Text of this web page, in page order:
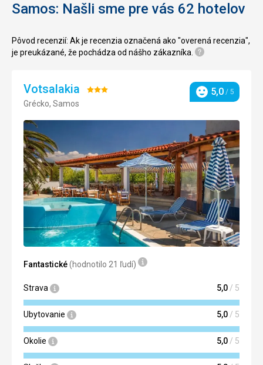
Samos: Našli sme pre vás 62 hotelov
Pôvod recenzií: Ak je recenzia označená ako "overená recenzia",
je preukázané, že pochádza od nášho zákazníka.
Votsalakia Hodnotenie:
Grécko, Samos
Hodnotenie
5,0 / 5
Fantastické(hodnotilo 21 ľudí)
Strava 5,0 / 5
Ubytovanie 5,0 / 5
Okolie 5,0 / 5